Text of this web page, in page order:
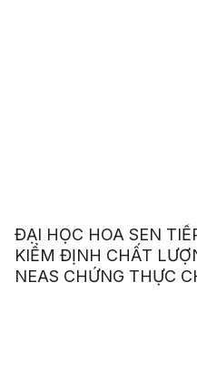
ĐẠI HỌC HOA SEN
KIỂM ĐỊNH CHẤT
NEAS CHỨNG THỰC